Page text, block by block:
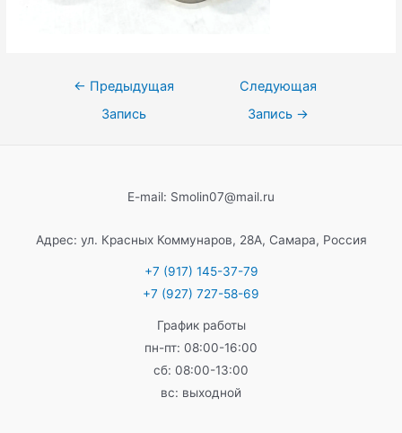
Навигация
← Предыдущая
Запись
Следующая
Запись →
E-mail: Smolin07@mail.ru
Адрес: ул. Красных Коммунаров, 28А, Самара, Россия
+7 (917) 145-37-79
+7 (927) 727-58-69
График работы
пн-пт: 08:00-16:00
сб: 08:00-13:00
вс: выходной